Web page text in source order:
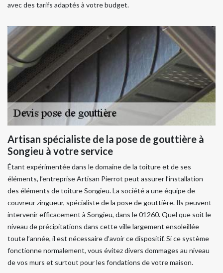
avec des tarifs adaptés à votre budget.
Artisan spécialiste de la pose de gouttière à
Songieu à votre service
Étant expérimentée dans le domaine de la toiture et de ses
éléments, l’entreprise Artisan Pierrot peut assurer l’installation
des éléments de toiture Songieu. La société a une équipe de
couvreur zingueur, spécialiste de la pose de gouttière. Ils peuvent
intervenir efficacement à Songieu, dans le 01260. Quel que soit le
niveau de précipitations dans cette ville largement ensoleillée
toute l’année, il est nécessaire d’avoir ce dispositif. Si ce système
fonctionne normalement, vous évitez divers dommages au niveau
de vos murs et surtout pour les fondations de votre maison.